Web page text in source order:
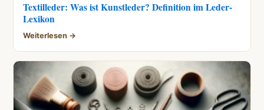
Textilleder: Was ist Kunstleder? Definition im Leder-
Lexikon
Weiterlesen →